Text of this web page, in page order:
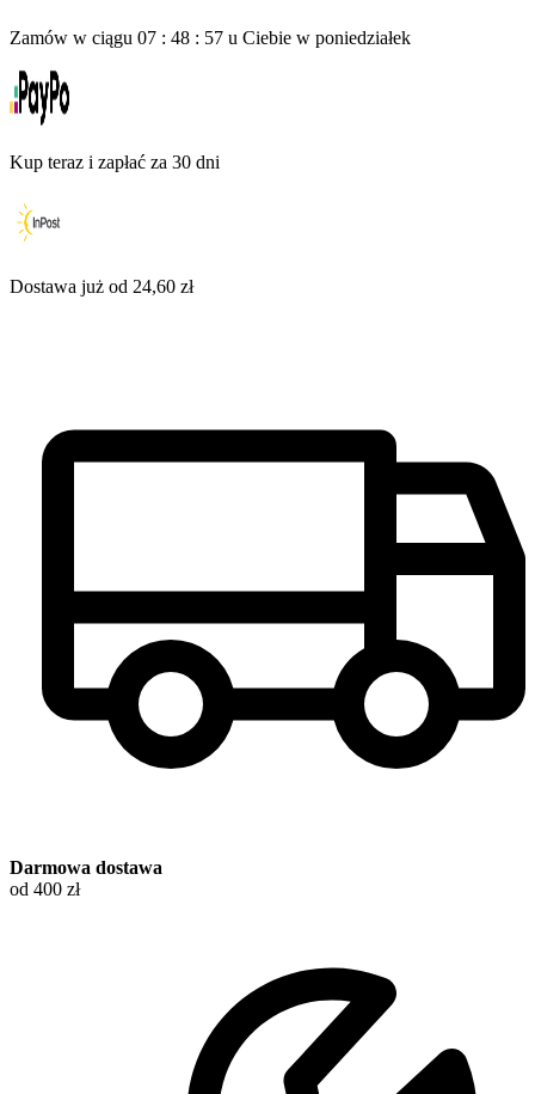
Zamów w ciągu 07 : 48 : 56 u Ciebie w poniedziałek
Kup teraz i zapłać za 30 dni
Dostawa już od 24,60 zł
Darmowa dostawa
od 400 zł